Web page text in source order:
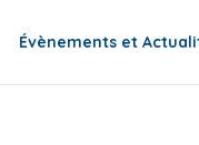
Évènements et